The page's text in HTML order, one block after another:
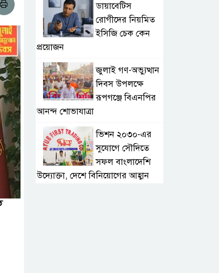
ডায়াবেটিস
রোগীদের নিয়মিত
ইসিজি চেক কেন
প্রয়োজন
জুলাই গণ-অভ্যুত্থান
দিবস উপলক্ষে
রূপগঞ্জে বিএনপির
আনন্দ শোভাযাত্রা
ভিশন ২০৩০-এর
সুযোগে সৌদিতে
সফল বাংলাদেশি
উদ্যোক্তা, দেশে বিনিয়োগের আহ্বান